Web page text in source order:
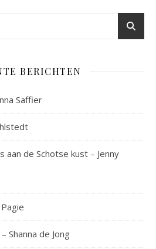
BERICHTEN
Saffier
aan de Schotse kust – Jenny
Shanna de Jong